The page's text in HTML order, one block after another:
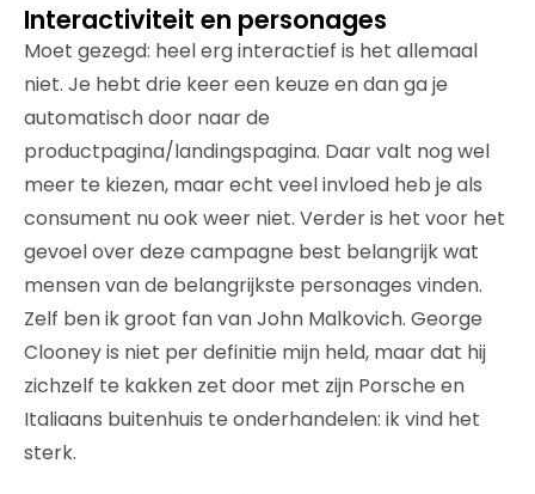
Interactiviteit en personages
Moet gezegd: heel erg interactief is het allemaal
niet. Je hebt drie keer een keuze en dan ga je
automatisch door naar de
productpagina/landingspagina. Daar valt nog wel
meer te kiezen, maar echt veel invloed heb je als
consument nu ook weer niet. Verder is het voor het
gevoel over deze campagne best belangrijk wat
mensen van de belangrijkste personages vinden.
Zelf ben ik groot fan van John Malkovich. George
Clooney is niet per definitie mijn held, maar dat hij
zichzelf te kakken zet door met zijn Porsche en
Italiaans buitenhuis te onderhandelen: ik vind het
sterk.